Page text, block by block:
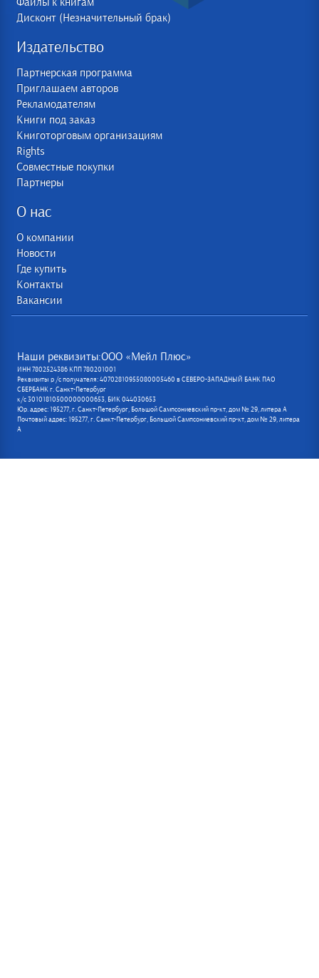
Дисконт (Незначительный брак)
Издательство
Партнерская программа
Приглашаем авторов
Рекламодателям
Книги под заказ
Книготорговым организациям
Rights
Совместные покупки
Партнеры
О нас
О компании
Новости
Где купить
Контакты
Вакансии
Наши реквизиты:ООО «Мейл Плюс»
ИНН 7802524386 КПП 780201001
Реквизиты р /с получателя: 40702810955080005460 в СЕВЕРО-ЗАПАДНЫЙ БАНК ПАО
СБЕРБАНК г. Санкт-Петербург
к/с 30101810500000000653, БИК 044030653
Юр. адрес: 195277, г. Санкт-Петербург, Большой Сампсониевский пр-кт, дом № 29, литера А
Почтовый адрес: 195277, г. Санкт-Петербург, Большой Сампсониевский пр-кт, дом № 29, литера
А